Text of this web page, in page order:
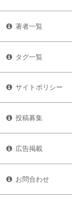
著者一覧
タグ一覧
サイトポリシー
投稿募集
広告掲載
お問合わせ